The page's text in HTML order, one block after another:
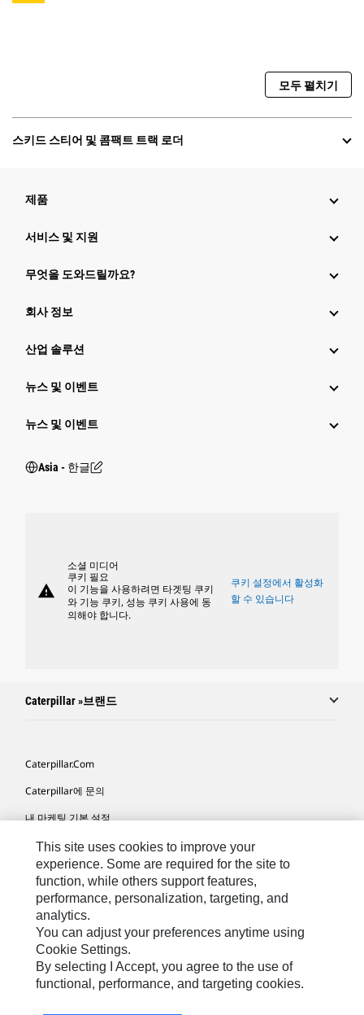
모두 펼치기
스키드 스티어 및 콤팩트 트랙 로더
제품
서비스 및 지원
무엇을 도와드릴까요?
회사 정보
산업 솔루션
뉴스 및 이벤트
뉴스 및 이벤트
Asia - 한글
warning
소셜 미디어
쿠키 필요
이 기능을 사용하려면 타겟팅 쿠키
와 기능 쿠키, 성능 쿠키 사용에 동
의해야 합니다.
쿠키 설정에서 활성화
할 수 있습니다
Caterpillar »브랜드
Caterpillar.com
Caterpillar에 문의
내 마케팅 기본 설정
사이트 맵
Cookie Settings
법적 고지
개인정보취급방침
위치정보 이용약관
This site uses cookies to improve your
experience. Some are required for the site to
function, while others support features,
performance, personalization, targeting, and
analytics.
You can adjust your preferences anytime using
Cookie Settings.
By selecting I Accept, you agree to the use of
functional, performance, and targeting cookies.